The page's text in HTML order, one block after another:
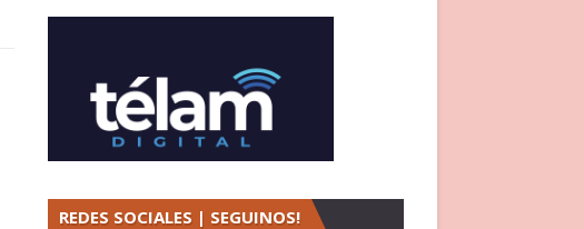
REDES SOCIALES | SEGUINOS!